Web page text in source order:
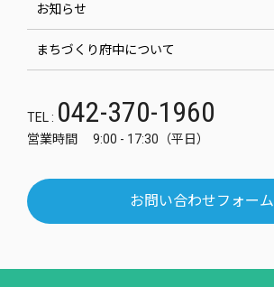
お知らせ
まちづくり府中について
TEL : 042-370-1960
営業時間 9:00 - 17:30（平日）
お問い合わせフォーム